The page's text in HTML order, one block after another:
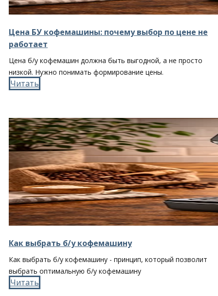
Цена БУ кофемашины: почему выбор по цене не
работает
Цена б/у кофемашин должна быть выгодной, а не просто
низкой. Нужно понимать формирование цены.
Читать​
Как выбрать б/у кофемашину
Как выбрать б/у кофемашину - принцип, который позволит
выбрать оптимальную б/у кофемашину
Читать​